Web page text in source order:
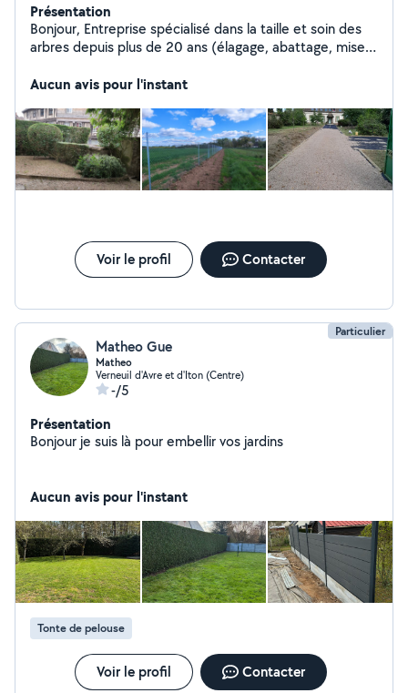
Présentation
Bonjour, Entreprise spécialisé dans la taille et soin des
arbres depuis plus de 20 ans (élagage, abattage, mise
dernières année dans tous le travaux de création et
de clôture, de portail, de portillons et tous travaux de
mini pelle. la tonte; la taille de tous les végétaux (haie,
arbuste, arbre...) et l'entretien en règle général est
parfaite maitrisé. Le travail est toujours sérieux et de
qualité.
Aucun avis pour l'instant
Voir le profil Contacter
Particulier
Matheo Gue
Matheo
Verneuil d'Avre et d'Iton (Centre)
-/5
Présentation
Bonjour je suis là pour embellir vos jardins
Aucun avis pour l'instant
Tonte de pelouse
Voir le profil Contacter